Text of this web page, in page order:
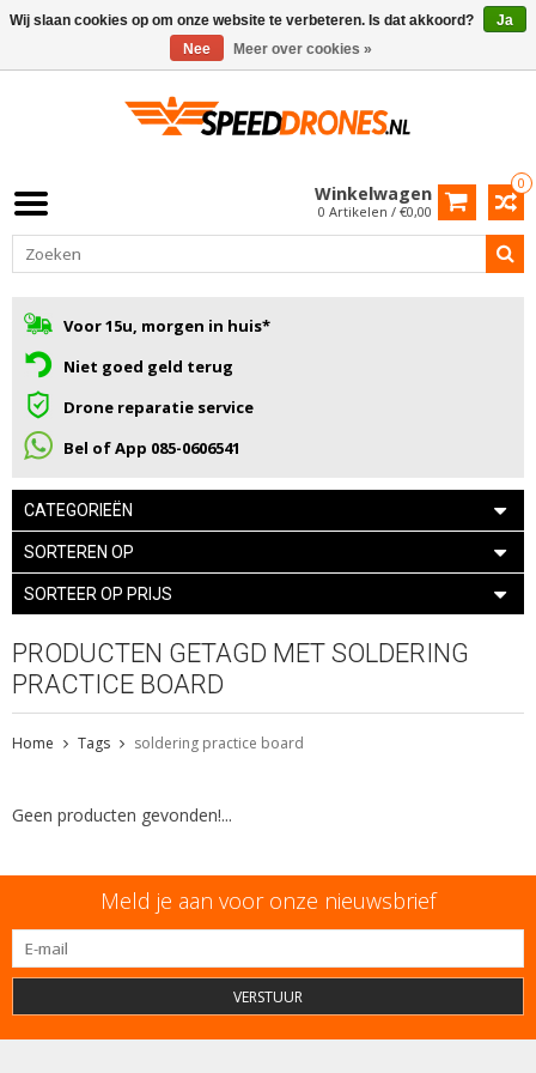
0
Winkelwagen
0 Artikelen / €0,00
Voor 15u, morgen in huis*
Niet goed geld terug
Drone reparatie service
Bel of App 085-0606541
CATEGORIEËN
SORTEREN OP
SORTEER OP PRIJS
PRODUCTEN GETAGD MET SOLDERING
PRACTICE BOARD
Home Tags soldering practice board
Geen producten gevonden!...
Meld je aan voor onze nieuwsbrief
VERSTUUR
Wij slaan cookies op om onze website te verbeteren. Is dat akkoord?
Ja
Nee
Meer over cookies »